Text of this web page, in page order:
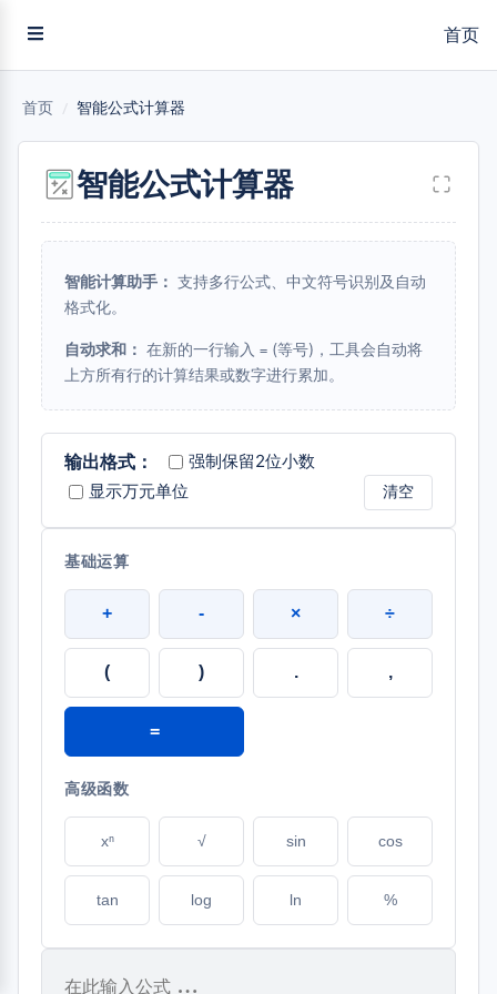
首页
首页 / 智能公式计算器
智能公式计算器
智能计算助手： 支持多行公式、中文符号识别及自动
格式化。
自动求和： 在新的一行输入 = (等号)，工具会自动将
上方所有行的计算结果或数字进行累加。
输出格式：
强制保留2位小数
显示万元单位
清空
基础运算
+ - × ÷
( ) . ,
=
高级函数
xⁿ √ sin cos
tan log ln %